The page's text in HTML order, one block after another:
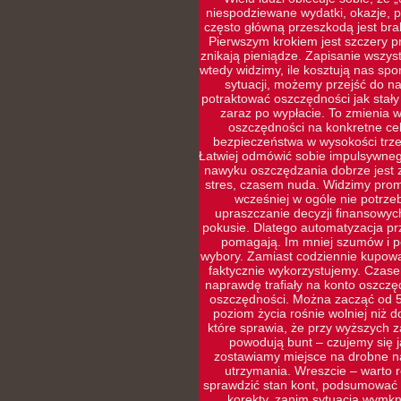
niespodziewane wydatki, okazje,
często główną przeszkodą jest
Pierwszym krokiem jest szczery
znikają pieniądze. Zapisanie
wtedy widzimy, ile kosztują nas
sytuacji, możemy przejść do
potraktować oszczędności jak
zaraz po wypłacie. To zmienia
oszczędności na konkretne
bezpieczeństwa w wysokości
Łatwiej odmówić sobie
nawyku oszczędzania dobrze jest
stres, czasem nuda. Widzimy
wcześniej w ogóle nie
upraszczanie decyzji
pokusie. Dlatego automatyzacja
pomagają. Im mniej szumów i
wybory. Zamiast codziennie
faktycznie wykorzystujemy.
naprawdę trafiały na konto
oszczędności. Można zacząć od
poziom życia rośnie wolniej niż
które sprawia, że przy wyższych
powodują bunt – czujemy się
zostawiamy miejsce na drobne
utrzymania. Wreszcie – warto
sprawdzić stan kont,